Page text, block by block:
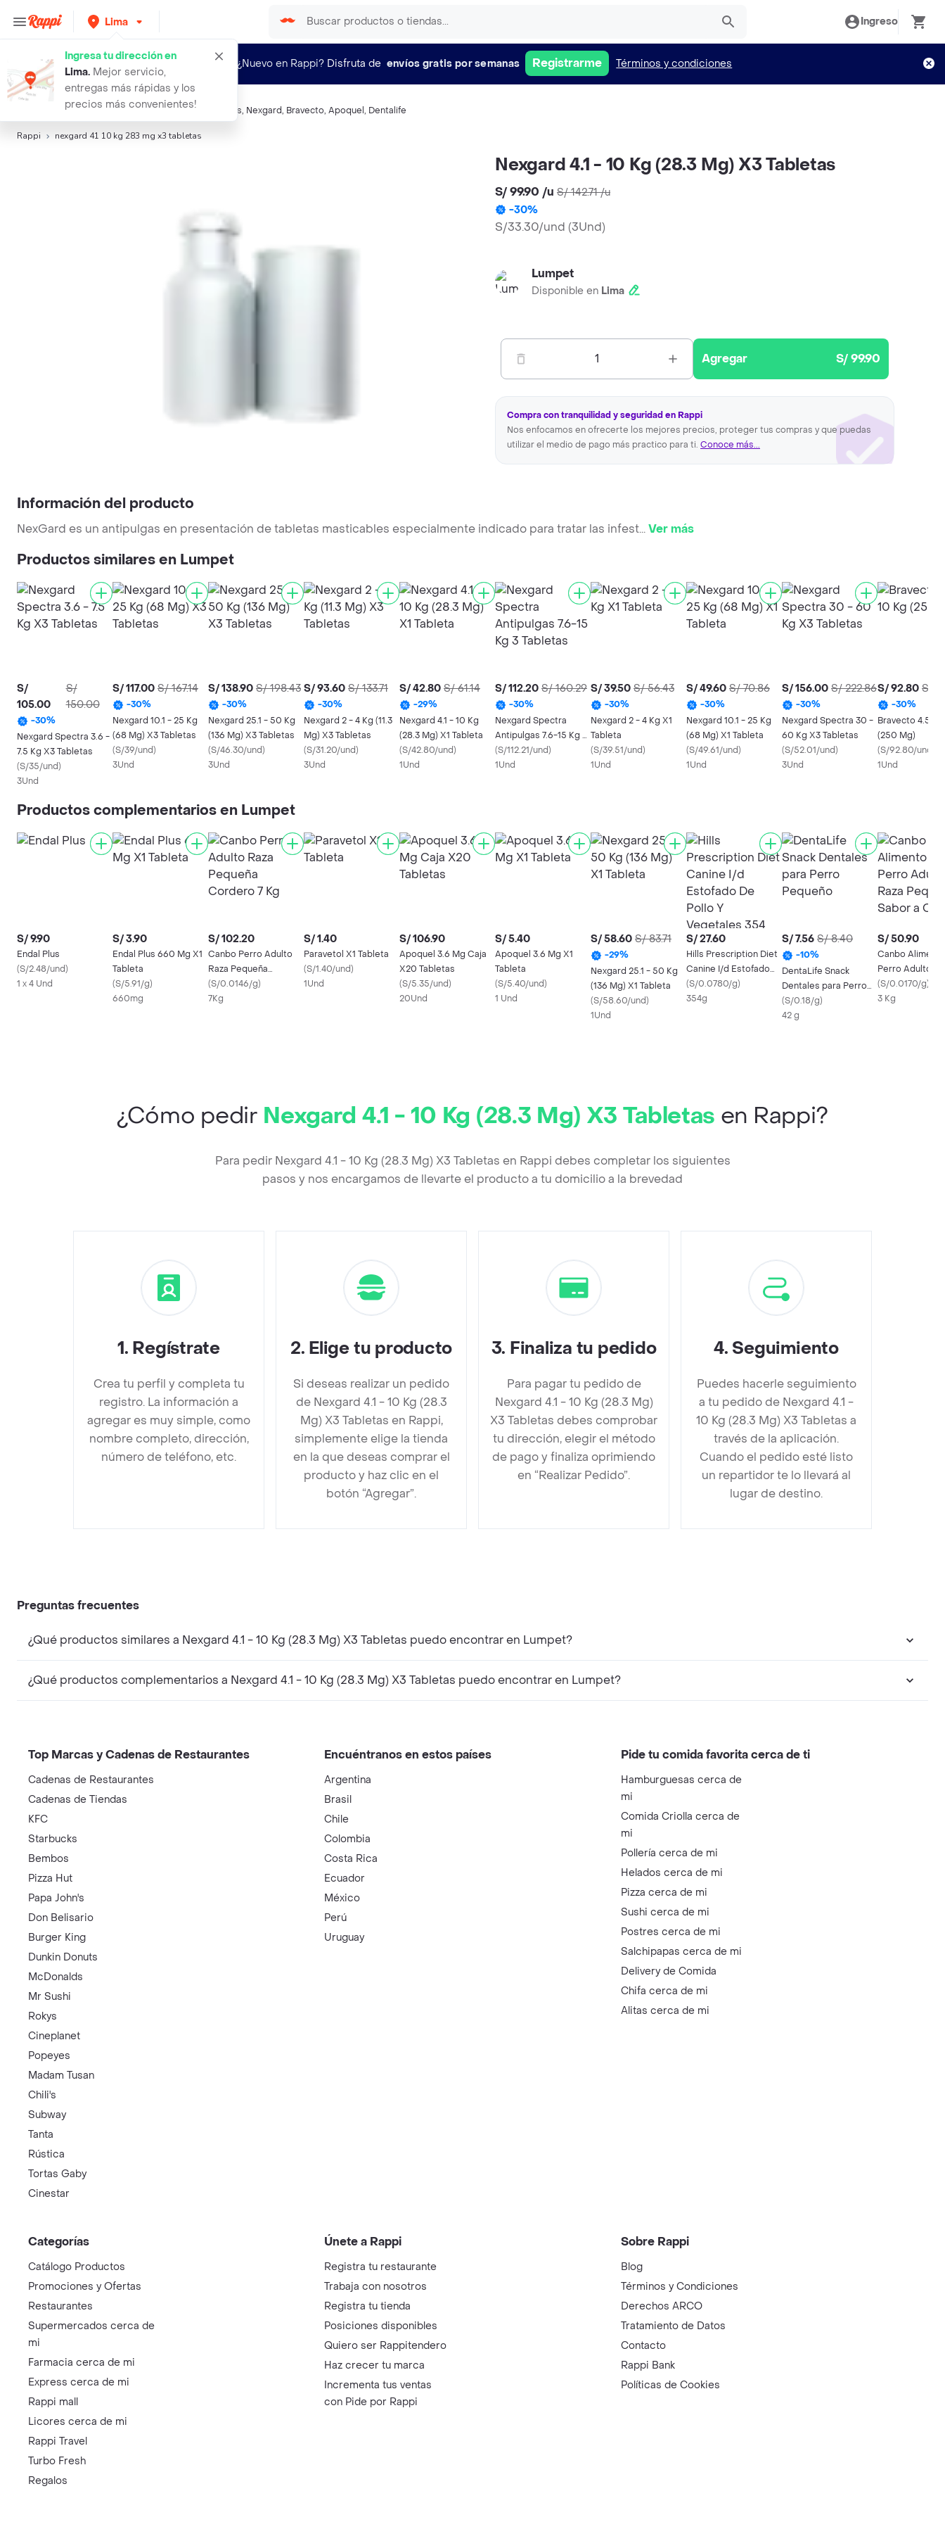
Lima
Ingresa tu dirección en
Lima. Mejor servicio,
entregas más rápidas y los
precios más convenientes!
Ingreso
¿Nuevo en Rappi? Disfruta de envíos gratis por semanas Registrarme Términos y condiciones
Búsquedas relacionadas: Antipulgas y Antigarrapatas, Nexgard, Bravecto, Apoquel , Dentalife
Rappi nexgard 41 10 kg 283 mg x3 tabletas
Nexgard 4.1 - 10 Kg (28.3 Mg) X3 Tabletas
S/ 99.90 /u S/ 142.71/u
-30%
S/33.30/und (3Und)
Lumpet
Disponible en Lima
1 Agregar S/ 99.90
Compra con tranquilidad y seguridad en Rappi
Nos enfocamos en ofrecerte los mejores precios, proteger tus compras y que puedas
utilizar el medio de pago más practico para ti. Conoce más...
Información del producto
NexGard es un antipulgas en presentación de tabletas masticables especialmente indicado para tratar las infest...Ver más
Productos similares en Lumpet
S/
105.00
S/
150.00
-30%
Nexgard Spectra 3.6 -
7.5 Kg X3 Tabletas
(S/35/und)
3Und
S/ 117.00 S/ 167.14
-30%
Nexgard 10.1 - 25 Kg
(68 Mg) X3 Tabletas
(S/39/und)
3Und
S/ 138.90 S/ 198.43
-30%
Nexgard 25.1 - 50 Kg
(136 Mg) X3 Tabletas
(S/46.30/und)
3Und
S/ 93.60 S/ 133.71
-30%
Nexgard 2 - 4 Kg (11.3
Mg) X3 Tabletas
(S/31.20/und)
3Und
S/ 42.80 S/ 61.14
-29%
Nexgard 4.1 - 10 Kg
(28.3 Mg) X1 Tableta
(S/42.80/und)
1Und
S/ 112.20 S/ 160.29
-30%
Nexgard Spectra
Antipulgas 7.6-15 Kg 3
Tabletas
(S/112.21/und)
1Und
S/ 39.50 S/ 56.43
-30%
Nexgard 2 - 4 Kg X1
Tableta
(S/39.51/und)
1Und
S/ 49.60 S/ 70.86
-30%
Nexgard 10.1 - 25 Kg
(68 Mg) X1 Tableta
(S/49.61/und)
1Und
S/ 156.00 S/ 222.86
-30%
Nexgard Spectra 30 -
60 Kg X3 Tabletas
(S/52.01/und)
3Und
S/ 92.80 S/
-30%
Bravecto 4.5 -
(250 Mg)
(S/92.80/und
1Und
Productos complementarios en Lumpet
S/ 9.90
Endal Plus
(S/2.48/und)
1 x 4 Und
S/ 3.90
Endal Plus 660 Mg X1
Tableta
(S/5.91/g)
660mg
S/ 102.20
Canbo Perro Adulto
Raza Pequeña
Cordero 7 Kg
(S/0.0146/g)
7Kg
S/ 1.40
Paravetol X1 Tableta
(S/1.40/und)
1Und
S/ 106.90
Apoquel 3.6 Mg Caja
X20 Tabletas
(S/5.35/und)
20Und
S/ 5.40
Apoquel 3.6 Mg X1
Tableta
(S/5.40/und)
1 Und
S/ 58.60 S/ 83.71
-29%
Nexgard 25.1 - 50 Kg
(136 Mg) X1 Tableta
(S/58.60/und)
1Und
S/ 27.60
Hills Prescription Diet
Canine I/d Estofado
De Pollo Y Vegetales
354 Gr
(S/0.0780/g)
354g
S/ 7.56 S/ 8.40
-10%
DentaLife Snack
Dentales para Perro
Pequeño
(S/0.18/g)
42 g
S/ 50.90
Canbo
Perro Adulto
Pequeña Sabor
Cordero
(S/0.0170/g)
3 Kg
¿Cómo pedir Nexgard 4.1 - 10 Kg (28.3 Mg) X3 Tabletas en Rappi?
Para pedir Nexgard 4.1 - 10 Kg (28.3 Mg) X3 Tabletas en Rappi debes completar los siguientes
pasos y nos encargamos de llevarte el producto a tu domicilio a la brevedad
1. Regístrate
Crea tu perfil y completa tu
registro. La información a
agregar es muy simple, como
nombre completo, dirección,
número de teléfono, etc.
2. Elige tu producto
Si deseas realizar un pedido
de Nexgard 4.1 - 10 Kg (28.3
Mg) X3 Tabletas en Rappi,
simplemente elige la tienda
en la que deseas comprar el
producto y haz clic en el
botón “Agregar”.
3. Finaliza tu pedido
Para pagar tu pedido de
Nexgard 4.1 - 10 Kg (28.3 Mg)
X3 Tabletas debes comprobar
tu dirección, elegir el método
de pago y finaliza oprimiendo
en “Realizar Pedido”.
4. Seguimiento
Puedes hacerle seguimiento
a tu pedido de Nexgard 4.1 -
10 Kg (28.3 Mg) X3 Tabletas a
través de la aplicación.
Cuando el pedido esté listo
un repartidor te lo llevará al
lugar de destino.
Preguntas frecuentes
¿Qué productos similares a Nexgard 4.1 - 10 Kg (28.3 Mg) X3 Tabletas puedo encontrar en Lumpet?
¿Qué productos complementarios a Nexgard 4.1 - 10 Kg (28.3 Mg) X3 Tabletas puedo encontrar en Lumpet?
Top Marcas y Cadenas de Restaurantes
Cadenas de Restaurantes
Cadenas de Tiendas
KFC
Starbucks
Bembos
Pizza Hut
Papa John's
Don Belisario
Burger King
Dunkin Donuts
McDonalds
Mr Sushi
Rokys
Cineplanet
Popeyes
Madam Tusan
Chili's
Subway
Tanta
Rústica
Tortas Gaby
Cinestar
Encuéntranos en estos países
Argentina
Brasil
Chile
Colombia
Costa Rica
Ecuador
México
Perú
Uruguay
Pide tu comida favorita cerca de ti
Hamburguesas cerca de
mi
Comida Criolla cerca de
mi
Pollería cerca de mi
Helados cerca de mi
Pizza cerca de mi
Sushi cerca de mi
Postres cerca de mi
Salchipapas cerca de mi
Delivery de Comida
Chifa cerca de mi
Alitas cerca de mi
Categorías
Catálogo Productos
Promociones y Ofertas
Restaurantes
Supermercados cerca de
mi
Farmacia cerca de mi
Express cerca de mi
Rappi mall
Licores cerca de mi
Rappi Travel
Turbo Fresh
Regalos
Únete a Rappi
Registra tu restaurante
Trabaja con nosotros
Registra tu tienda
Posiciones disponibles
Quiero ser Rappitendero
Haz crecer tu marca
Incrementa tus ventas
con Pide por Rappi
Sobre Rappi
Blog
Términos y Condiciones
Derechos ARCO
Tratamiento de Datos
Contacto
Rappi Bank
Políticas de Cookies